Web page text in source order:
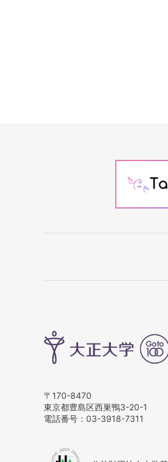
〒170-8470
東京都豊島区西巣鴨3-20-1
電話番号： 03-3918-7311